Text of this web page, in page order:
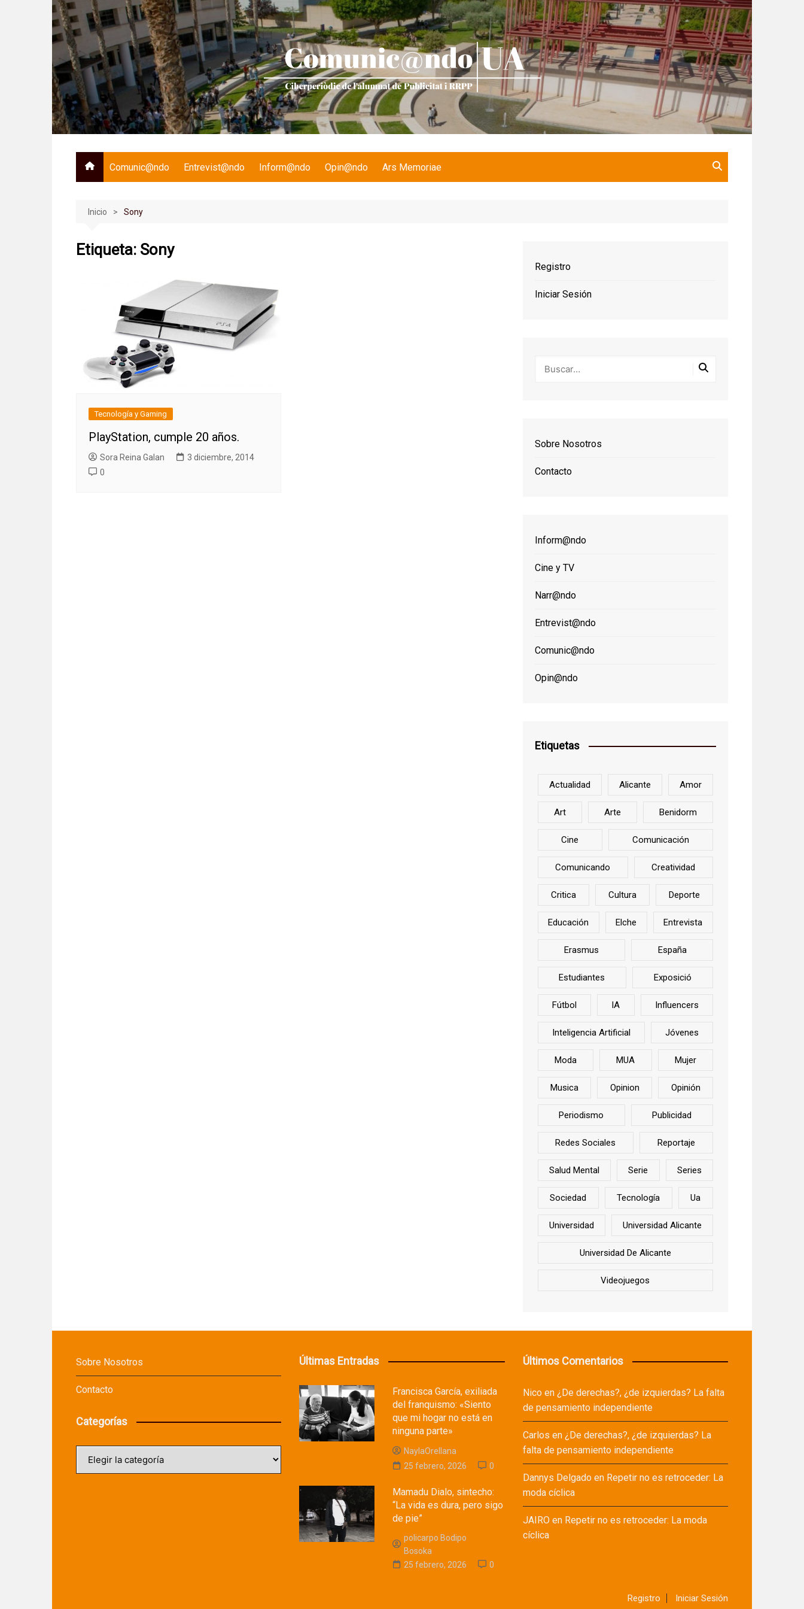
Comunic@ndo Entrevist@ndo Inform@ndo Opin@ndo Ars Memoriae
Inicio Sony
Etiqueta: Sony
Tecnología y Gaming
PlayStation, cumple 20 años.
Sora Reina Galan
3 diciembre, 2014
0
Registro
Iniciar Sesión
Sobre Nosotros
Contacto
Inform@ndo
Cine y TV
Narr@ndo
Entrevist@ndo
Comunic@ndo
Opin@ndo
Etiquetas
Actualidad Alicante Amor
Art Arte Benidorm
Cine Comunicación
Comunicando Creatividad
Critica Cultura Deporte
Educación Elche Entrevista
Erasmus España
Estudiantes Exposició
Fútbol IA Influencers
Inteligencia Artificial Jóvenes
Moda MUA Mujer
Musica Opinion Opinión
Periodismo Publicidad
Redes Sociales Reportaje
Salud Mental Serie Series
Sociedad Tecnología Ua
Universidad Universidad Alicante
Universidad De Alicante
Videojuegos
Sobre Nosotros
Contacto
Categorías
Últimas Entradas
Francisca García, exiliada
del franquismo: «Siento
que mi hogar no está en
ninguna parte»
NaylaOrellana
25 febrero, 2026
0
Mamadu Dialo, sintecho:
“La vida es dura, pero sigo
de pie”
policarpo Bodipo
Bosoka
25 febrero, 2026
0
Últimos Comentarios
Nicoen ¿De derechas?, ¿de izquierdas? La falta
de pensamiento independiente
Carlos en ¿De derechas?, ¿de izquierdas? La
falta de pensamiento independiente
Dannys Delgadoen Repetir no es retroceder: La
moda cíclica
JAIROen Repetir no es retroceder: La moda
cíclica
Registro Iniciar Sesión